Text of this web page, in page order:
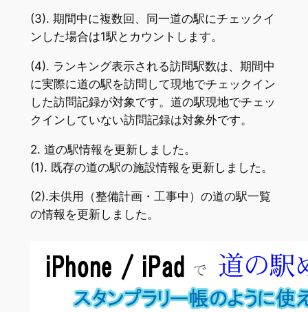
(3). 期間中に複数回、同一道の駅にチェックイ
ンした場合は1駅とカウントします。
(4). ランキング表示される訪問駅数は、期間中
に実際に道の駅を訪問して現地でチェックイン
した訪問記録が対象です。道の駅現地でチェッ
クインしていない訪問記録は対象外です。
2. 道の駅情報を更新しました。
(1). 既存の道の駅の施設情報を更新しました。
(2).未供用（整備計画・工事中）の道の駅一覧
の情報を更新しました。